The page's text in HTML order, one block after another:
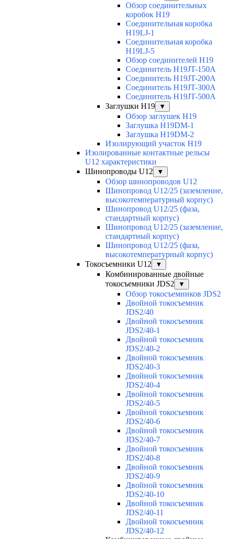
Обзор соединительных
коробок H19
Соединительная коробка
H19LJ-1
Соединительная коробка
H19LJ-5
Обзор соединителей H19
Соединитель H19JT-150A
Соединитель H19JT-200A
Соединитель H19JT-300A
Соединитель H19JT-500A
Заглушки H19
▼
Обзор заглушек H19
Заглушка H19DM-1
Заглушка H19DM-2
Изолирующий участок H19
Изолированные контактные рельсы
U12 характеристики
Шинопроводы U12
▼
Обзор шинопроводов U12
Шинопровод U12/25 (заземление,
высокотемпературный корпус)
Шинопровод U12/25 (фаза,
стандартный корпус)
Шинопровод U12/25 (заземление,
стандартный корпус)
Шинопровод U12/25 (фаза,
высокотемпературный корпус)
Токосъемники U12
▼
Комбинированные двойные
токосъемники JDS2
▼
Обзор токосъемников JDS2
Двойной токосъемник
JDS2/40
Двойной токосъемник
JDS2/40-1
Двойной токосъемник
JDS2/40-2
Двойной токосъемник
JDS2/40-3
Двойной токосъемник
JDS2/40-4
Двойной токосъемник
JDS2/40-5
Двойной токосъемник
JDS2/40-6
Двойной токосъемник
JDS2/40-7
Двойной токосъемник
JDS2/40-8
Двойной токосъемник
JDS2/40-9
Двойной токосъемник
JDS2/40-10
Двойной токосъемник
JDS2/40-11
Двойной токосъемник
JDS2/40-12